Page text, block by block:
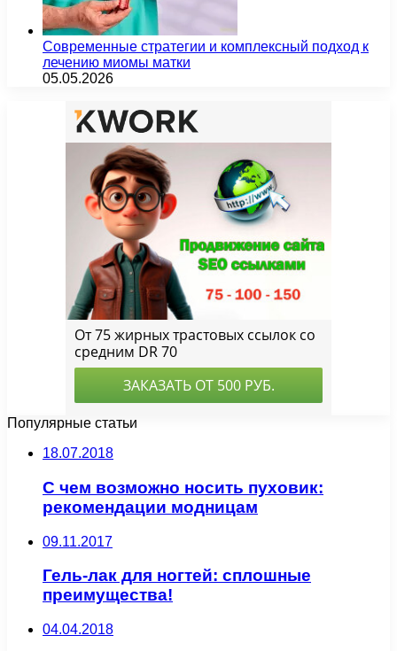
Современные стратегии и комплексный подход к
лечению миомы матки
05.05.2026
Популярные статьи
18.07.2018
С чем возможно носить пуховик:
рекомендации модницам
09.11.2017
Гель-лак для ногтей: сплошные
преимущества!
04.04.2018